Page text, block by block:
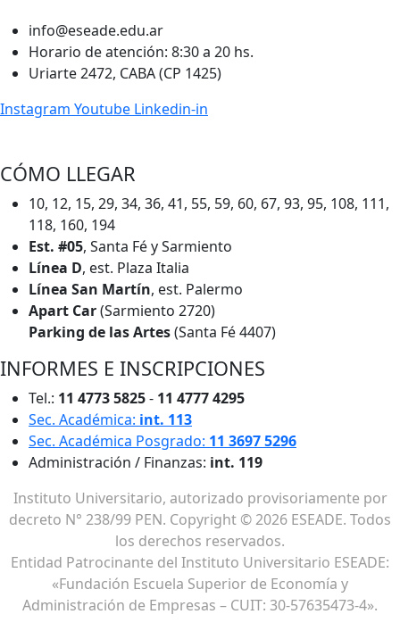
info@eseade.edu.ar
Horario de atención: 8:30 a 20 hs.
Uriarte 2472, CABA (CP 1425)
Instagram Youtube Linkedin-in
CÓMO LLEGAR
10, 12, 15, 29, 34, 36, 41, 55, 59, 60, 67, 93, 95, 108, 111,
118, 160, 194
Est. #05, Santa Fé y Sarmiento
Línea D, est. Plaza Italia
Línea San Martín, est. Palermo
Apart Car(Sarmiento 2720)
Parking de las Artes(Santa Fé 4407)
INFORMES E INSCRIPCIONES
Tel.: 11 4773 5825- 11 4777 4295
Sec. Académica: int. 113
Sec. Académica Posgrado: 11 3697 5296
Administración / Finanzas: int. 119
Instituto Universitario, autorizado provisoriamente por
decreto N° 238/99 PEN. Copyright © 2026 ESEADE. Todos
los derechos reservados.
Entidad Patrocinante del Instituto Universitario ESEADE:
«Fundación Escuela Superior de Economía y
Administración de Empresas – CUIT: 30-57635473-4».